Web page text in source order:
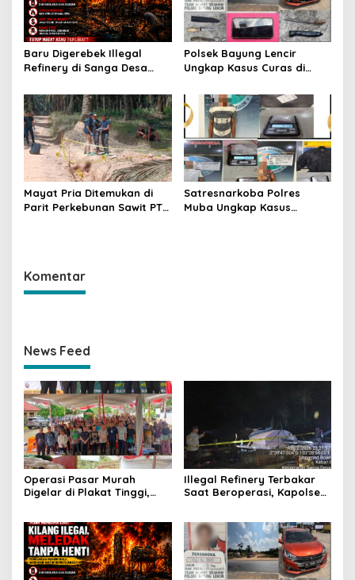
Baru Digerebek Illegal
Refinery di Sanga Desa
Hukum Dipertanyakan
Polsek Bayung Lencir
Ungkap Kasus Curas di
Satu Pelaku Ditangkap Dua
Masih Diburu
Mayat Pria Ditemukan di
Parit Perkebunan Sawit PT
Satresnarkoba Polres
Muba Ungkap Kasus
Komentar
News Feed
Operasi Pasar Murah
Digelar di Plakat Tinggi,
Beban Warga
Illegal Refinery Terbakar
Saat Beroperasi, Kapolsek
Pencegahan Terus
Dilakukan